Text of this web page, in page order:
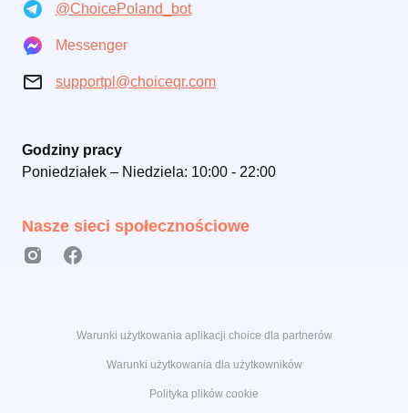
@ChoicePoland_bot
Messenger
supportpl@choiceqr.com
Godziny pracy
Poniedziałek – Niedziela: 10:00 - 22:00
Nasze sieci społecznościowe
Warunki użytkowania aplikacji choice dla partnerów
Warunki użytkowania dla użytkowników
Polityka plików cookie